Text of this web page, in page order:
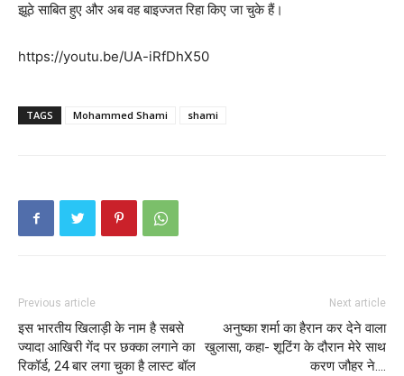
झूठे साबित हुए और अब वह बाइज्जत रिहा किए जा चुके हैं।
https://youtu.be/UA-iRfDhX50
TAGS Mohammed Shami shami
Previous article
इस भारतीय खिलाड़ी के नाम है सबसे
ज्यादा आखिरी गेंद पर छक्का लगाने का
रिकॉर्ड, 24 बार लगा चुका है लास्ट बॉल
Next article
अनुष्का शर्मा का हैरान कर देने वाला
खुलासा, कहा- शूटिंग के दौरान मेरे साथ
करण जौहर ने….